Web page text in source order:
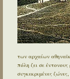
των αρχαίων
πόλη ζει σε
συγκεκριμένες